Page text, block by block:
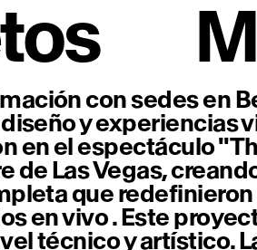
con sedes en
y experiencias
en el espectáculo
de Las Vegas,
que
en vivo . Este
técnico y artístico.